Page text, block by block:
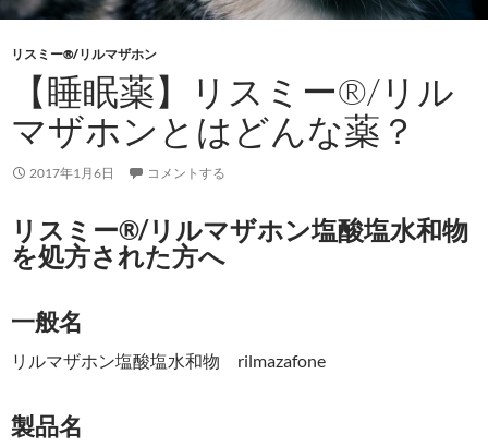
リスミー®/リルマザホン
【睡眠薬】リスミー®/リル
マザホンとはどんな薬？
2017年1月6日 コメントする
リスミー®/リルマザホン塩酸塩水和物
を処方された方へ
一般名
リルマザホン塩酸塩水和物 rilmazafone
製品名